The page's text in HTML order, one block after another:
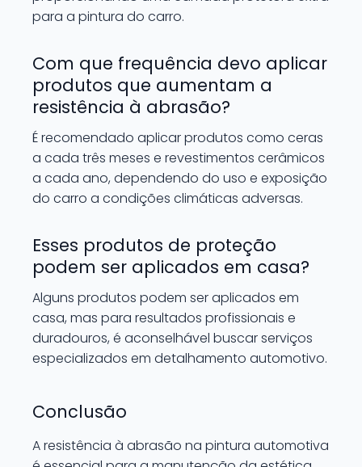
para a pintura do carro.
Com que frequência devo aplicar
produtos que aumentam a
resistência à abrasão?
É recomendado aplicar produtos como ceras
a cada três meses e revestimentos cerâmicos
a cada ano, dependendo do uso e exposição
do carro a condições climáticas adversas.
Esses produtos de proteção
podem ser aplicados em casa?
Alguns produtos podem ser aplicados em
casa, mas para resultados profissionais e
duradouros, é aconselhável buscar serviços
especializados em detalhamento automotivo.
Conclusão
A resistência à abrasão na pintura automotiva